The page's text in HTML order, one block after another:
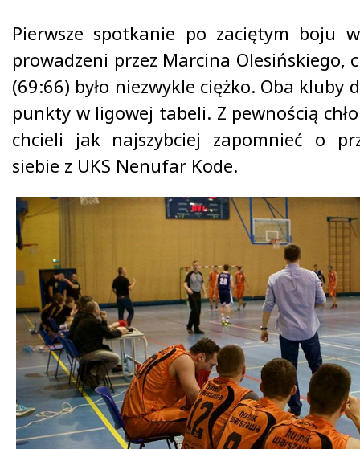
Pierwsze spotkanie po zaciętym boju
prowadzeni przez Marcina Olesińskiego,
(69:66) było niezwykle ciężko. Oba kluby
punkty w ligowej tabeli. Z pewnością
chcieli jak najszybciej zapomnieć o
siebie z UKS Nenufar Kode.